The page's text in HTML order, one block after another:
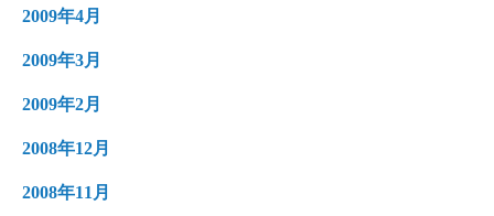
2009年4月
2009年3月
2009年2月
2008年12月
2008年11月